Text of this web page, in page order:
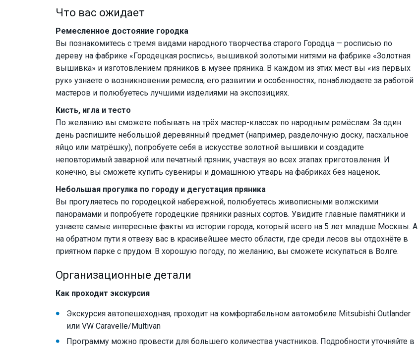
Что вас ожидает
Ремесленное достояние городка
Вы познакомитесь с тремя видами народного творчества старого Городца — росписью по
дереву на фабрике «Городецкая роспись», вышивкой золотыми нитями на фабрике «Золотная
вышивка» и изготовлением пряников в музее пряника. В каждом из этих мест вы «из первых
рук» узнаете о возникновении ремесла, его развитии и особенностях, понаблюдаете за работой
мастеров и полюбуетесь лучшими изделиями на экспозициях.
Кисть, игла и тесто
По желанию вы сможете побывать на трёх мастер-классах по народным ремёслам. За один
день распишите небольшой деревянный предмет (например, разделочную доску, пасхальное
яйцо или матрёшку), попробуете себя в искусстве золотной вышивки и создадите
неповторимый заварной или печатный пряник, участвуя во всех этапах приготовления. И
конечно, вы сможете купить сувениры и домашнюю утварь на фабриках без наценок.
Небольшая прогулка по городу и дегустация пряника
Вы прогуляетесь по городецкой набережной, полюбуетесь живописными волжскими
панорамами и попробуете городецкие пряники разных сортов. Увидите главные памятники и
узнаете самые интересные факты из истории города, который всего на 5 лет младше Москвы. А
на обратном пути я отвезу вас в красивейшее место области, где среди лесов вы отдохнёте в
приятном парке с прудом. В хорошую погоду, по желанию, вы сможете искупаться в Волге.
Организационные детали
Как проходит экскурсия
Экскурсия автопешеходная, проходит на комфортабельном автомобиле Mitsubishi Outlander
или VW Caravelle/Multivan
Программу можно провести для большего количества участников. Подробности уточняйте в